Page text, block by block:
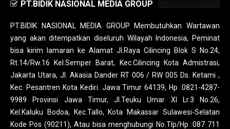
PT.BIDIK NASIONAL MEDIA GROUP
PT.BIDIK NASIONAL MEDIA GROUP Membutuhkan Wartawan
yang akan ditempatkan diseluruh Wilayah Indonesia, Peminat
bisa kirim lamaran ke Alamat Jl.Raya Cilincing Blok S No.24,
Rt.14/Rw.16 Kel.Semper Barat, Kec.Cilincing Kota Admistrasi,
Jakarta Utara, Jl. Akasia Dander RT 006 / RW 005 Ds. Ketami ,
Kec. Pesantren Kota Kediri. Jawa Timur 64139, Hp :0821-4287-
9989 Provinsi Jawa Timur, Jl.Teuku Umar XI Lr.3 No.26,
Kel.Kaluku Bodoa, Kec.Tallo, Kota Makassar Sulawesi-Selatan
Kode Pos (90211), Atau bisa menghubungi No.Tlp/Hp :087 711